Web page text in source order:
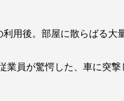
用後。部屋に散らばる大
業員が驚愕した、車に突撃